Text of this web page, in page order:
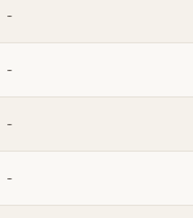
-
-
-
-